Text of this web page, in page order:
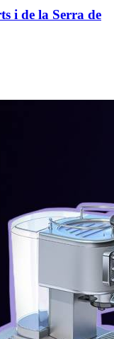
i de la Serra de